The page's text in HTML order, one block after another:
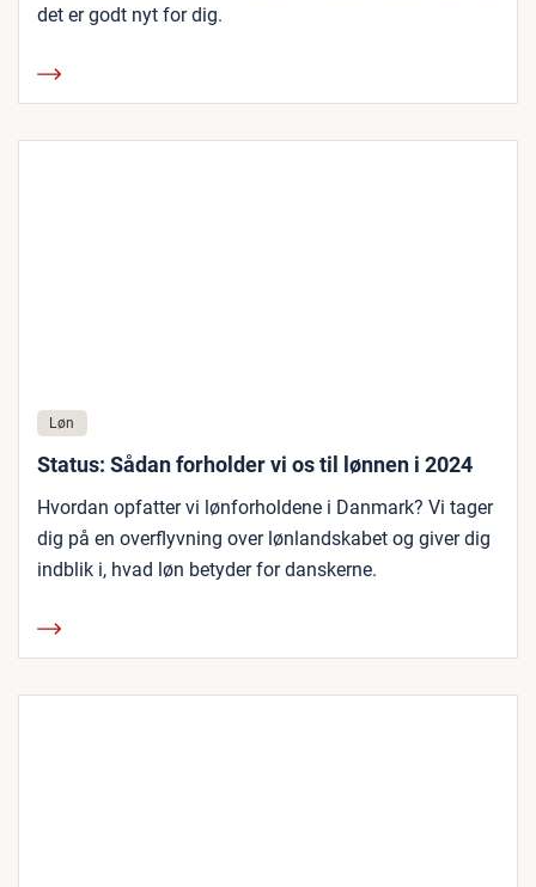
det er godt nyt for dig.
Løn
Status: Sådan forholder vi os til lønnen i 2024
Hvordan opfatter vi lønforholdene i Danmark? Vi tager
dig på en overflyvning over lønlandskabet og giver dig
indblik i, hvad løn betyder for danskerne.